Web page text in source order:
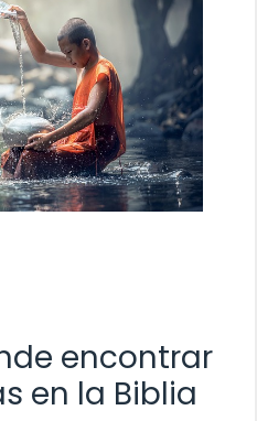
encontrar
en la Biblia